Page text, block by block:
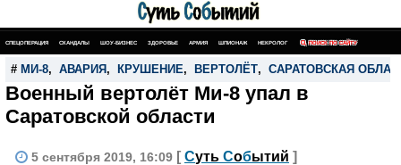
СПЕЦОПЕРАЦИЯ СКАНДАЛЫ ШОУ-БИЗНЕС ЗДОРОВЬЕ АРМИЯ ШПИОНАЖ НЕКРОЛОГ ПОИСК ПО САЙТУ
# МИ-8, АВАРИЯ , КРУШЕНИЕ, ВЕРТОЛЁТ, САРАТОВСКАЯ
Военный вертолёт Ми-8 упал в
Саратовской области
5 сентября 2019, 16:09 [ Суть Событий ]